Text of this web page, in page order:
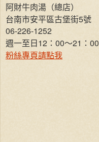
阿財牛肉湯（總店）
台南市安平區古堡街5號
06-226-1252
週一至日12：00～21：00
粉絲專頁請點我